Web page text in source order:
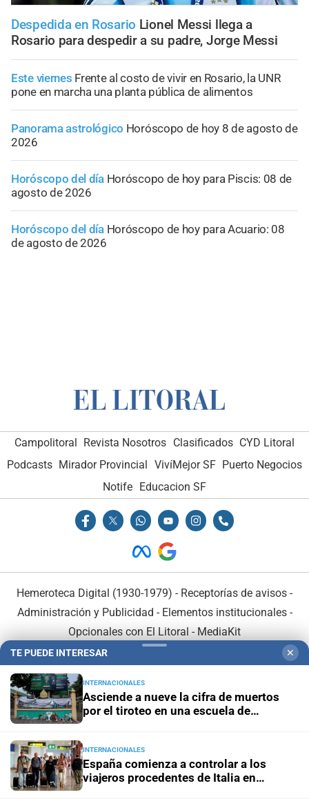
Despedida en Rosario Lionel Messi llega a
Rosario para despedir a su padre, Jorge Messi
Este viernes Frente al costo de vivir en Rosario, la UNR
pone en marcha una planta pública de alimentos
Panorama astrológico Horóscopo de hoy 8 de agosto de
2026
Horóscopo del día Horóscopo de hoy para Piscis: 08 de
agosto de 2026
Horóscopo del día Horóscopo de hoy para Acuario: 08
de agosto de 2026
Campolitoral Revista Nosotros Clasificados CYD Litoral
Podcasts Mirador Provincial VivíMejor SF Puerto Negocios
Notife
Educacion SF
Hemeroteca Digital (1930-1979) - Receptorías de avisos -
Administración y Publicidad - Elementos institucionales-
Opcionales con El Litoral - MediaKit
En Asociación con:
TE PUEDE INTERESAR ✕
INTERNACIONALES
Asciende a nueve la cifra de muertos
por el tiroteo en una escuela de
INTERNACIONALES
España comienza a controlar a los
viajeros procedentes de Italia en